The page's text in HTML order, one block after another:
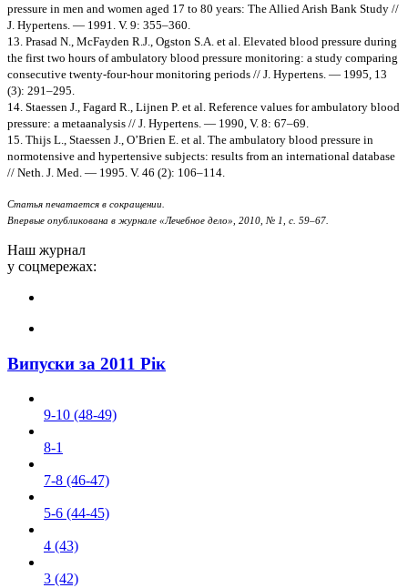
pressure in men and women aged 17 to 80 years: The Allied Arish Bank Study //
J. Hypertens. — 1991. V. 9: 355–360.
13. Prasad N., McFayden R.J., Ogston S.A. et al. Elevated blood pressure during
the first two hours of ambulatory blood pressure monitoring: a study comparing
consecutive twenty-four-hour monitoring periods // J. Hypertens. — 1995, 13
(3): 291–295.
14. Staessen J., Fagard R., Lijnen P. et al. Reference values for ambulatory blood
pressure: a metaanalysis // J. Hypertens. — 1990, V. 8: 67–69.
15. Thijs L., Staessen J., O’Brien E. et al. The ambulatory blood pressure in
normotensive and hypertensive subjects: results from an international database
// Neth. J. Med. — 1995. V. 46 (2): 106–114.
Статья печатается в сокращении.
Впервые опубликована в журнале «Лечебное дело», 2010, № 1, с. 59–67.
Наш журнал
у соцмережах:
Випуски за 2011 Рік
9-10 (48-49)
8-1
7-8 (46-47)
5-6 (44-45)
4 (43)
3 (42)